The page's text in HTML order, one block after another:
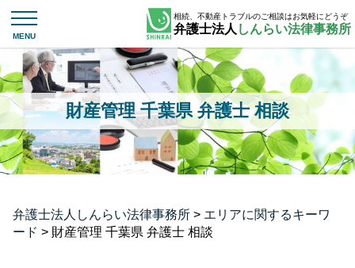
財産管理 千葉県 弁護士 相談
相続、不動産トラブルのご相談はお気軽にどうぞ
弁護士法人 しんらい法律事務所
弁護士法人しんらい法律事務所 > エリアに関するキーワ
ード > 財産管理 千葉県 弁護士 相談